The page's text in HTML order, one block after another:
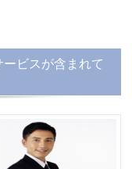
ビスが含まれて